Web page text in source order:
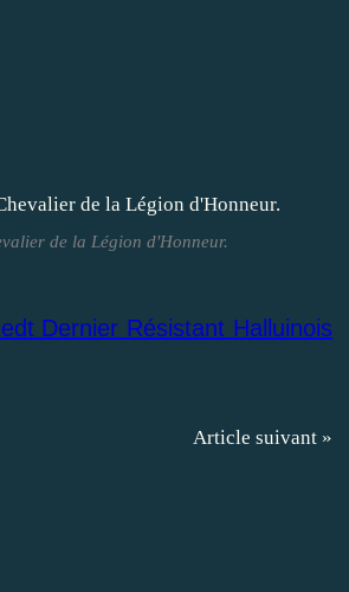
de la Légion d'Honneur.
Dernier Résistant Halluinois
Article suivant »